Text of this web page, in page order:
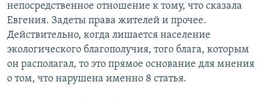
непосредственное отношение к тому, что сказала
Евгения. Задеты права жителей и прочее.
Действительно, когда лишается население
экологического благополучия, того блага, которым
он располагал, то это прямое основание для мнения
о том, что нарушена именно 8 статья.